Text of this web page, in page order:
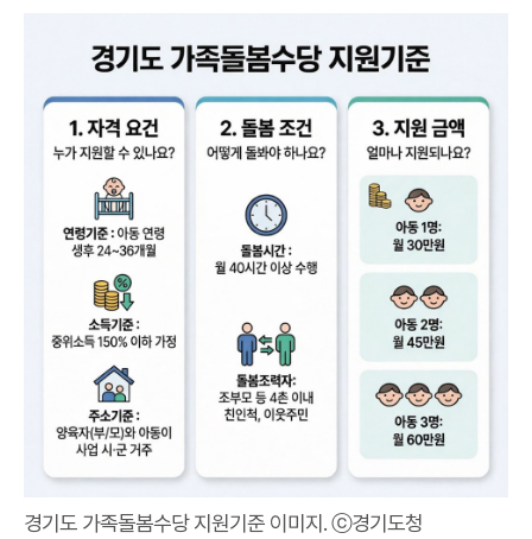
경기도 가족돌봄수당 지원기준 이미지. ⓒ경기도청